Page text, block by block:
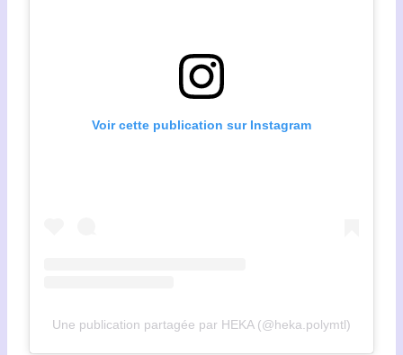
Voir cette publication sur Instagram
Une publication partagée par HEKA (@heka.polymtl)